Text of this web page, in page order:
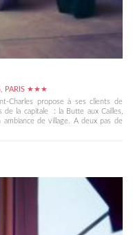
PARIS ★★★
Charles propose à ses clients de
la capitale : la Butte aux Cailles,
de village. A deux pas de